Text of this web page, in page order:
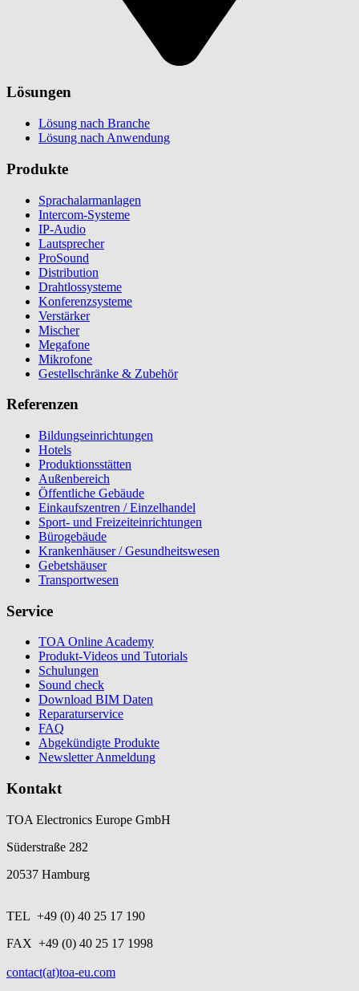
Lösungen
Lösung nach Branche
Lösung nach Anwendung
Produkte
Sprachalarmanlagen
Intercom-Systeme
IP-Audio
Lautsprecher
ProSound
Distribution
Drahtlossysteme
Konferenzsysteme
Verstärker
Mischer
Megafone
Mikrofone
Gestellschränke & Zubehör
Referenzen
Bildungseinrichtungen
Hotels
Produktionsstätten
Außenbereich
Öffentliche Gebäude
Einkaufszentren / Einzelhandel
Sport- und Freizeiteinrichtungen
Bürogebäude
Krankenhäuser / Gesundheitswesen
Gebetshäuser
Transportwesen
Service
TOA Online Academy
Produkt-Videos und Tutorials
Schulungen
Sound check
Download BIM Daten
Reparaturservice
FAQ
Abgekündigte Produkte
Newsletter Anmeldung
Kontakt
TOA Electronics Europe GmbH
Süderstraße 282
20537 Hamburg
TEL +49 (0) 40 25 17 190
FAX +49 (0) 40 25 17 1998
contact(at)toa-eu.com